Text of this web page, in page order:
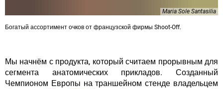
Maria Sole Santasilia
Богатый ассортимент очков от французской фирмы Shoot-Off.
Мы начнём с продукта, который считаем прорывным для
сегмента анатомических прикладов. Созданный
Чемпионом Европы на траншейном стенде владельцем